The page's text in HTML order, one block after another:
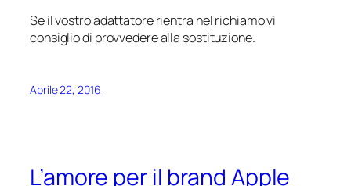
Se il vostro adattatore rientra nel richiamo vi
consiglio di provvedere alla sostituzione.
Aprile 22, 2016
L’amore per il brand Apple